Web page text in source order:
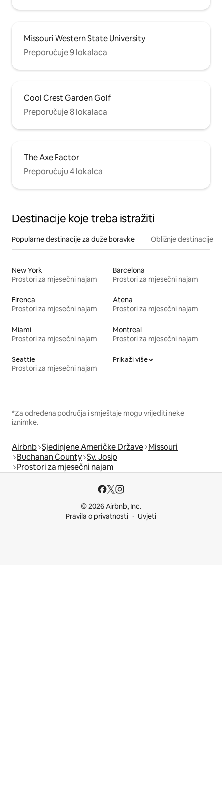
Missouri Western State University
Preporučuje 9 lokalaca
Cool Crest Garden Golf
Preporučuje 8 lokalaca
The Axe Factor
Preporučuju 4 lokalca
Destinacije koje treba istražiti
Popularne destinacije za duže boravke Obližnje destinacije
New York
Prostori za mjesečni najam
Barcelona
Prostori za mjesečni najam
Firenca
Prostori za mjesečni najam
Atena
Prostori za mjesečni najam
Miami
Prostori za mjesečni najam
Montreal
Prostori za mjesečni najam
Seattle
Prostori za mjesečni najam
Prikaži više
*Za određena područja i smještaje mogu vrijediti neke
iznimke.
Airbnb Sjedinjene Američke Države Missouri
Buchanan County Sv. Josip
Prostori za mjesečni najam
© 2026 Airbnb, Inc.
Pravila o privatnosti
Uvjeti